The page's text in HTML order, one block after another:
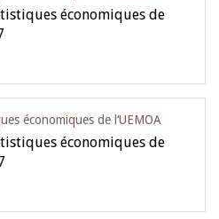
économiques de
économiques de l‘UEMOA
économiques de